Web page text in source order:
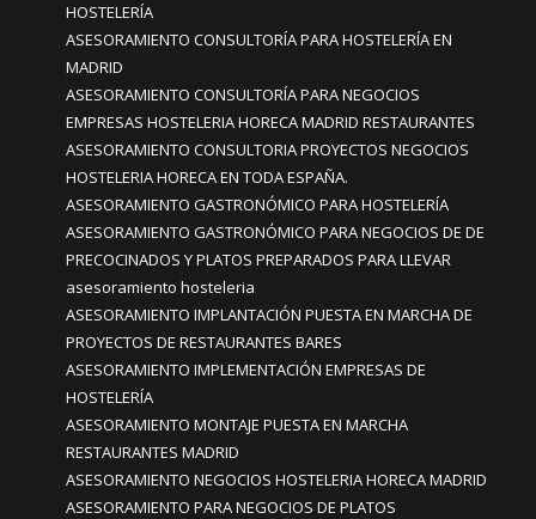
HOSTELERÍA
ASESORAMIENTO CONSULTORÍA PARA HOSTELERÍA EN
MADRID
ASESORAMIENTO CONSULTORÍA PARA NEGOCIOS
EMPRESAS HOSTELERIA HORECA MADRID RESTAURANTES
ASESORAMIENTO CONSULTORIA PROYECTOS NEGOCIOS
HOSTELERIA HORECA EN TODA ESPAÑA.
ASESORAMIENTO GASTRONÓMICO PARA HOSTELERÍA
ASESORAMIENTO GASTRONÓMICO PARA NEGOCIOS DE DE
PRECOCINADOS Y PLATOS PREPARADOS PARA LLEVAR
asesoramiento hosteleria
ASESORAMIENTO IMPLANTACIÓN PUESTA EN MARCHA DE
PROYECTOS DE RESTAURANTES BARES
ASESORAMIENTO IMPLEMENTACIÓN EMPRESAS DE
HOSTELERÍA
ASESORAMIENTO MONTAJE PUESTA EN MARCHA
RESTAURANTES MADRID
ASESORAMIENTO NEGOCIOS HOSTELERIA HORECA MADRID
ASESORAMIENTO PARA NEGOCIOS DE PLATOS